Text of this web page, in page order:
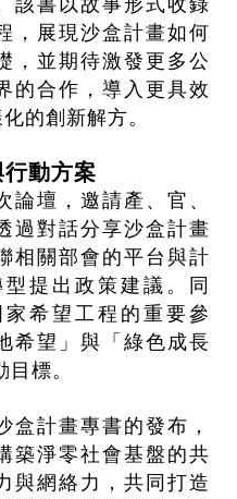
該書以故事形式收錄
，展現沙盒計畫如何
，並期待激發更多公
的合作，導入更具效
的創新解方。
動方案
論壇，邀請產、官、
過對話分享沙盒計畫
相關部會的平台與計
提出政策建議。同
希望工程的重要參
希望」與「綠色成長
標。
盒計畫專書的發布，
築淨零社會基盤的共
與網絡力，共同打造